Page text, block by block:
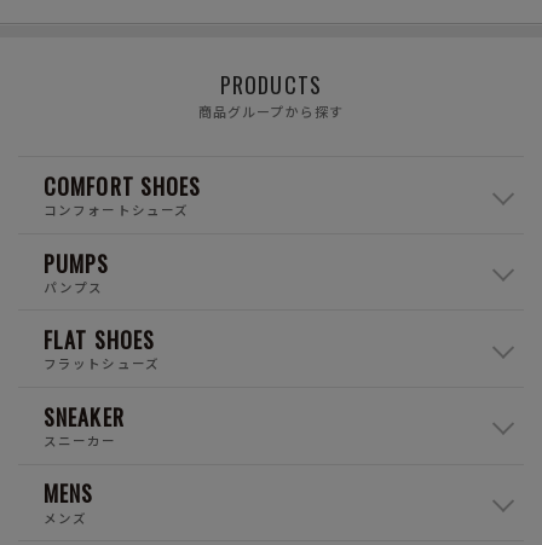
PRODUCTS
商品グループから探す
COMFORT SHOES
コンフォートシューズ
PUMPS
パンプス
FLAT SHOES
フラットシューズ
SNEAKER
スニーカー
MENS
メンズ